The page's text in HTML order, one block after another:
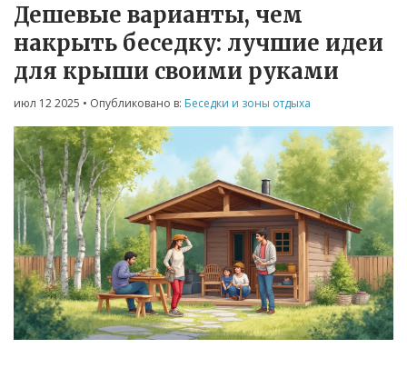
Освещение сада
Меню
О нас
Условия использования
Политика конфиденциальности
ФЗ-152
Связаться
© 2026. Все права защищены.
Дешевые варианты, чем
накрыть беседку: лучшие идеи
для крыши своими руками
июл 12 2025 • Опубликовано в: Беседки и зоны отдыха